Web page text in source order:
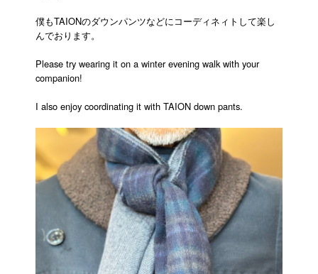
僕もTAIONのダウンパンツなどにコーディネィトして楽し
んでおります。
Please try wearing it on a winter evening walk with your
companion!
I also enjoy coordinating it with TAION down pants.